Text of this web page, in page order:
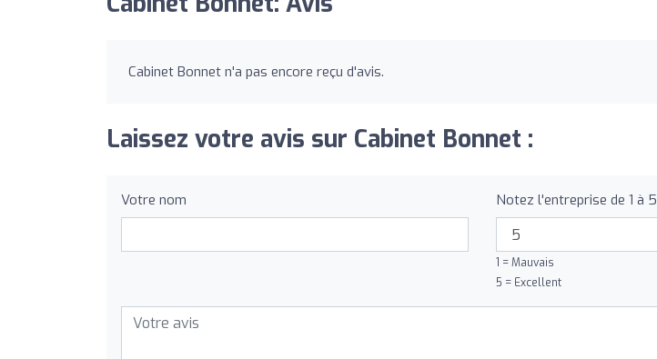
Cabinet Bonnet n'a pas encore reçu d'avis.
Laissez votre avis sur Cabinet Bonnet :
Votre nom Notez l'entreprise de 1 à 5
1 = Mauvais
5 = Excellent